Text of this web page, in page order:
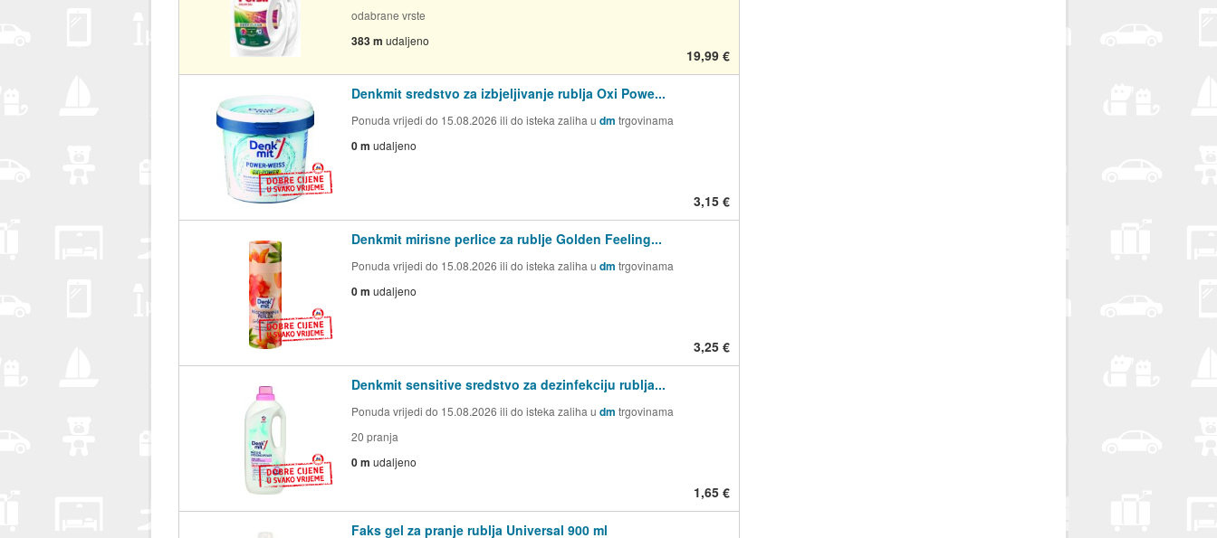
odabrane vrste
383 m udaljeno
19,99 €
Denkmit sredstvo za izbjeljivanje rublja Oxi Powe...
Ponuda vrijedi do 15.08.2026 ili do isteka zaliha u dm trgovinama
0 m udaljeno
3,15 €
Denkmit mirisne perlice za rublje Golden Feeling...
Ponuda vrijedi do 15.08.2026 ili do isteka zaliha u dm trgovinama
0 m udaljeno
3,25 €
Denkmit sensitive sredstvo za dezinfekciju rublja...
Ponuda vrijedi do 15.08.2026 ili do isteka zaliha u dm trgovinama
20 pranja
0 m udaljeno
1,65 €
Faks gel za pranje rublja Universal 900 ml